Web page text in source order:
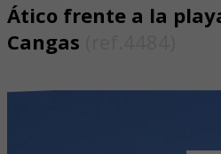
Ático frente a la
Cangas